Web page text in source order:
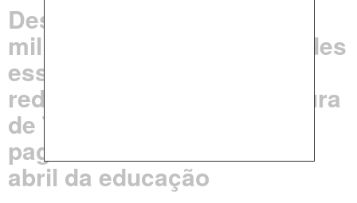
Despesa de quase R$ 5,5
milhões em duas festividades
esse ano é espalhada nas
redes sociais após Prefeitura
de Timbaúba atrasar
pagamento dos salários de
abril da educação